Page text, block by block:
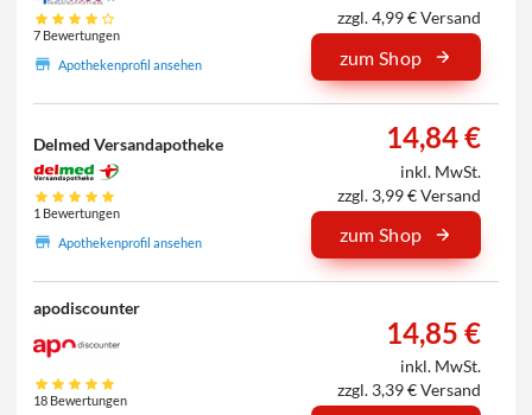
7 Bewertungen
Apothekenprofil ansehen
zzgl. 4,99 € Versand
zum Shop
Delmed Versandapotheke
1 Bewertungen
Apothekenprofil ansehen
14,84 €
inkl. MwSt.
zzgl. 3,99 € Versand
zum Shop
apodiscounter
18 Bewertungen
14,85 €
inkl. MwSt.
zzgl. 3,39 € Versand